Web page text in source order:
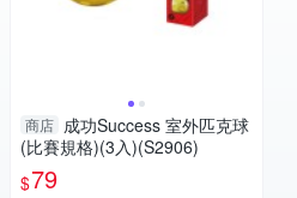
商店 成功Success 室外匹克球
(比賽規格)(3入)(S2906)
$79